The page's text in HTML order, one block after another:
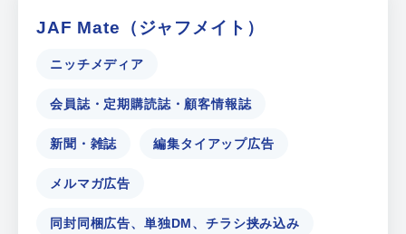
JAF Mate（ジャフメイト）
ニッチメディア
会員誌・定期購読誌・顧客情報誌
新聞・雑誌 編集タイアップ広告
メルマガ広告
同封同梱広告、単独DM、チラシ挟み込み